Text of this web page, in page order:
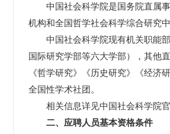
中国社会科学院是国务院直属事
机构和全国哲学社会科学综合研究
中国社会科学院现有机关职能部
国际研究学部等六大学部），其他
《哲学研究》《历史研究》《经济
全国性学术社团。
相关信息详见中国社会科学院官
二、应聘人员基本资格条件